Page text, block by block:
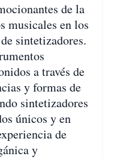
de la
musicales en los
sintetizadores.
a través de
y formas de
sintetizadores
únicos y en
de
y